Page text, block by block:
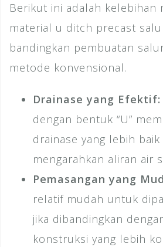
Berikut ini adalah kelebihan
material u ditch precast
bandingkan pembuatan
metode konvensional.
Drainase yang Efektif:
dengan bentuk “U”
drainase yang lebih baik
mengarahkan aliran air
Pemasangan yang
relatif mudah untuk
jika dibandingkan
konstruksi yang lebih